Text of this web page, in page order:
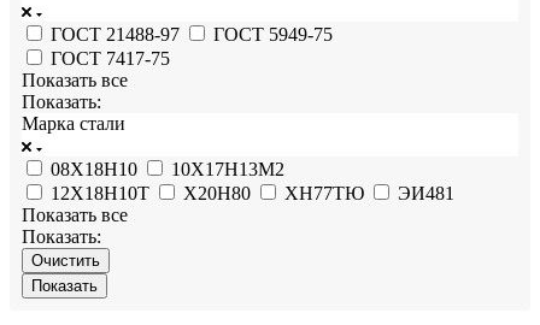
ГОСТ 21488-97
ГОСТ 5949-75
ГОСТ 7417-75
Показать все
Показать:
Марка стали
08Х18Н10
10Х17Н13М2
12Х18Н10Т
Х20Н80 ХН77ТЮ
ЭИ481
Показать все
Показать:
Очистить